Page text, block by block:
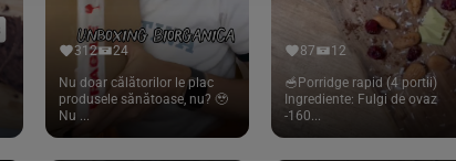
312 24
Nu doar călătorilor le plac
produsele sănătoase, nu? 🥹
Nu ...
87 12
🥣Porridge rapid (4 portii)
Ingrediente: Fulgi de ovaz
-160...